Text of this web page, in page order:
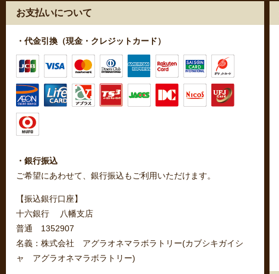
お支払いについて
・代金引換（現金・クレジットカード）
・銀行振込
ご希望にあわせて、銀行振込もご利用いただけます。
【振込銀行口座】
十六銀行 八幡支店
普通 1352907
名義：株式会社 アグラオネマラボラトリー(カブシキガイシ
ャ アグラオネマラボラトリー)